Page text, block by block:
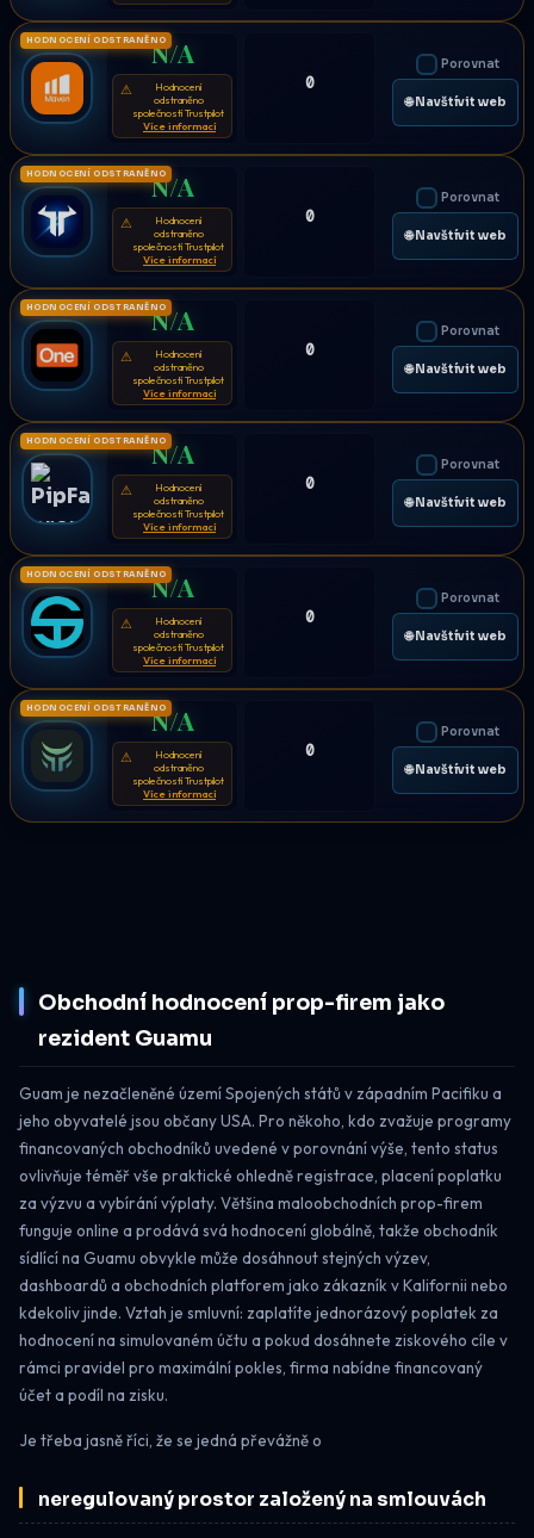
HODNOCENÍ ODSTRANĚNON/A
⚠
Hodnocení
odstraněno
společností Trustpilot
Více informací
0
Porovnat
🌐 Navštívit web
HODNOCENÍ ODSTRANĚNON/A
⚠
Hodnocení
odstraněno
společností Trustpilot
Více informací
0
Porovnat
🌐 Navštívit web
HODNOCENÍ ODSTRANĚNON/A
⚠
Hodnocení
odstraněno
společností Trustpilot
Více informací
0
Porovnat
🌐 Navštívit web
HODNOCENÍ ODSTRANĚNON/A
⚠
Hodnocení
odstraněno
společností Trustpilot
Více informací
0
Porovnat
🌐 Navštívit web
HODNOCENÍ ODSTRANĚNON/A
⚠
Hodnocení
odstraněno
společností Trustpilot
Více informací
0
Porovnat
🌐 Navštívit web
HODNOCENÍ ODSTRANĚNON/A
⚠
Hodnocení
odstraněno
společností Trustpilot
Více informací
0
Porovnat
🌐 Navštívit web
Obchodní hodnocení prop-firem jako
rezident Guamu
Guam je nezačleněné území Spojených států v západním Pacifiku a
jeho obyvatelé jsou občany USA. Pro někoho, kdo zvažuje programy
financovaných obchodníků uvedené v porovnání výše, tento status
ovlivňuje téměř vše praktické ohledně registrace, placení poplatku
za výzvu a vybírání výplaty. Většina maloobchodních prop-firem
funguje online a prodává svá hodnocení globálně, takže obchodník
sídlící na Guamu obvykle může dosáhnout stejných výzev,
dashboardů a obchodních platforem jako zákazník v Kalifornii nebo
kdekoliv jinde. Vztah je smluvní: zaplatíte jednorázový poplatek za
hodnocení na simulovaném účtu a pokud dosáhnete ziskového cíle v
rámci pravidel pro maximální pokles, firma nabídne financovaný
účet a podíl na zisku.
Je třeba jasně říci, že se jedná převážně o
neregulovaný prostor založený na smlouvách